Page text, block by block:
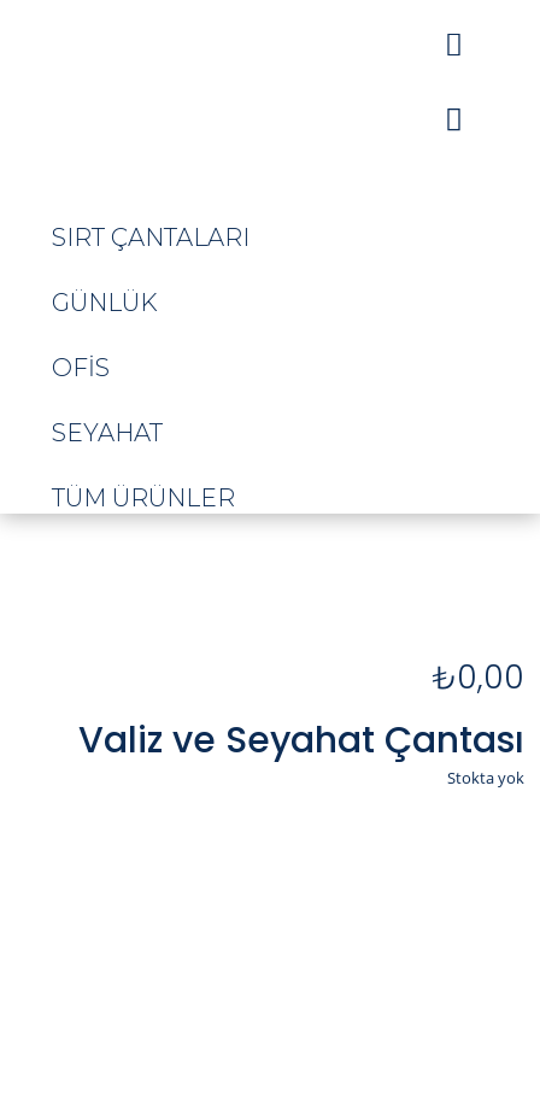


SIRT ÇANTALARI
GÜNLÜK
OFIS
SEYAHAT
TÜM ÜRÜNLER
₺0,00
Valiz ve Seyahat Çantası
Stokta yok